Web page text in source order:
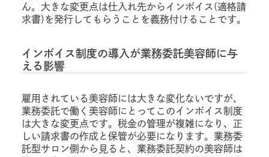
ん。大きな変更点は仕入れ先からインボイス(適格請
求書)を発行してもらうことを義務付けることです。
インボイス制度の導入が業務委託美容師に与
える影響
雇用されている美容師には大きな変化ないですが、
業務委託で働く美容師にとってこのインボイス制度
は大きな変更点です。税金の管理が複雑になり、正
しい請求書の作成と保管が必要になります。業務委
託型サロン側から見ると、業務委託契約の美容師は